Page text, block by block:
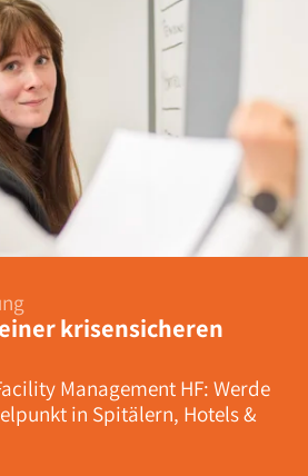
krisensicheren
Management HF: Werde
in Spitälern, Hotels &